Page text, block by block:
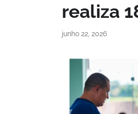
realiza
junho 22, 2026